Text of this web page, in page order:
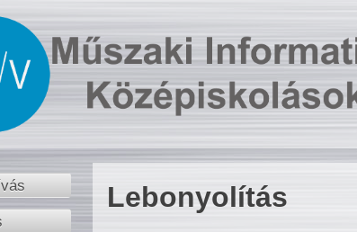
Lebonyolítás